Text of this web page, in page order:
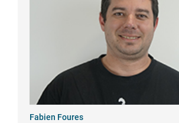
Fabien Foures